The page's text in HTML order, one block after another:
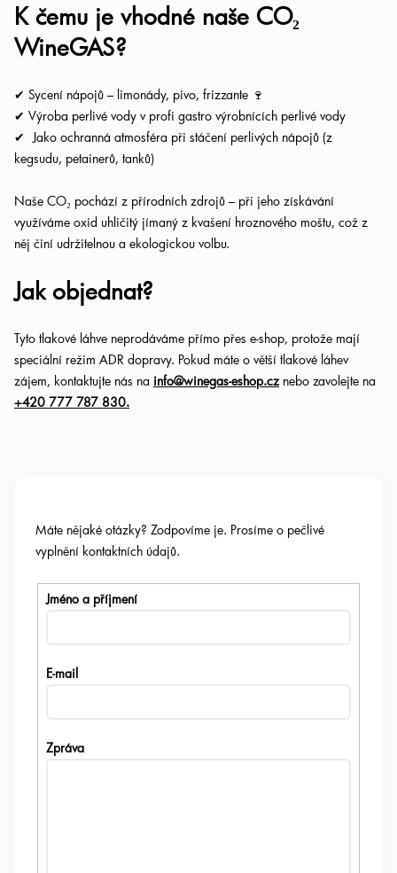
K čemu je vhodné naše CO₂
WineGAS?
✔ Sycení nápojů – limonády, pivo, frizzante 🍷
✔ Výroba perlivé vody v profi gastro výrobnících perlivé vody
✔Jako ochranná atmosféra při stáčení perlivých nápojů (z
kegsudu, petainerů, tanků)
Naše CO₂ pochází z přírodních zdrojů – při jeho získávání
využíváme oxid uhličitý jímaný z kvašení hroznového moštu, což z
něj činí udržitelnou a ekologickou volbu.
Jak objednat?
Tyto tlakové láhve neprodáváme přímo přes e-shop, protože mají
speciální režim ADR dopravy. Pokud máte o větší tlakové láhev
zájem, kontaktujte nás na info@winegas-eshop.cznebo zavolejte na
+420 777 787 830.
Máte nějaké otázky? Zodpovíme je. Prosíme o pečlivé
vyplnění kontaktních údajů.
Jméno a příjmení
E-mail
Zpráva